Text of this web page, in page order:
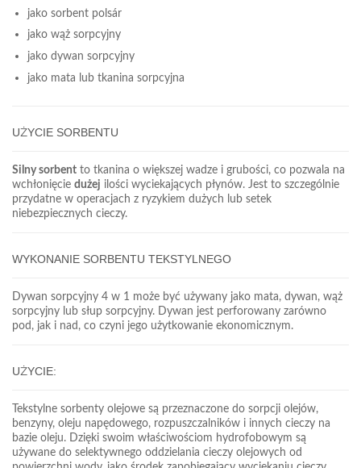
jako sorbent polsár
jako wąż sorpcyjny
jako dywan sorpcyjny
jako mata lub tkanina sorpcyjna
UŻYCIE SORBENTU
Silny sorbent to tkanina o większej wadze i grubości, co pozwala na
wchłonięcie dużej ilości wyciekających płynów. Jest to szczególnie
przydatne w operacjach z ryzykiem dużych lub setek
niebezpiecznych cieczy.
WYKONANIE SORBENTU TEKSTYLNEGO
Dywan sorpcyjny 4 w 1 może być używany jako mata, dywan, wąż
sorpcyjny lub słup sorpcyjny. Dywan jest perforowany zarówno
pod, jak i nad, co czyni jego użytkowanie ekonomicznym.
UŻYCIE:
Tekstylne sorbenty olejowe są przeznaczone do sorpcji olejów,
benzyny, oleju napędowego, rozpuszczalników i innych cieczy na
bazie oleju. Dzięki swoim właściwościom hydrofobowym są
używane do selektywnego oddzielania cieczy olejowych od